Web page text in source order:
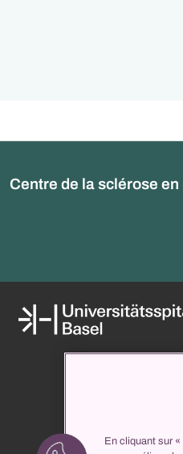
Centre de la sclérose
propatient
En cliquant sur